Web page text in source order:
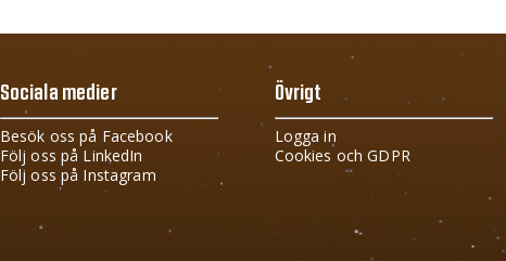
Sociala medier
Besök oss på Facebook
Följ oss på LinkedIn
Följ oss på Instagram
Övrigt
Logga in
Cookies och GDPR